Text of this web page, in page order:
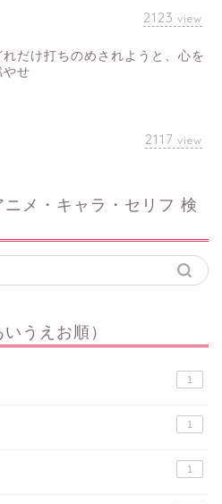
2123 view
れだけ打ちのめされようと、心を
やせ
2117 view
うえお順）
1
1
1